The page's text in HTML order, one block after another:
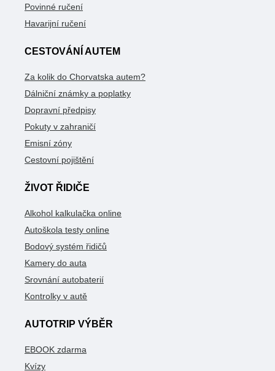
Povinné ručení
Havarijní ručení
CESTOVÁNÍ AUTEM
Za kolik do Chorvatska autem?
Dálniční známky a poplatky
Dopravní předpisy
Pokuty v zahraničí
Emisní zóny
Cestovní pojištění
ŽIVOT ŘIDIČE
Alkohol kalkulačka online
Autoškola testy online
Bodový systém řidičů
Kamery do auta
Srovnání autobaterií
Kontrolky v autě
AUTOTRIP VÝBĚR
EBOOK zdarma
Kvízy